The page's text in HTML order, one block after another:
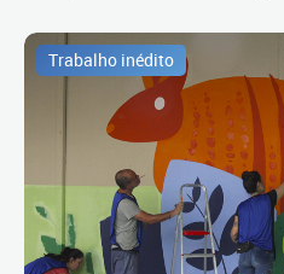
Trabalho inédito